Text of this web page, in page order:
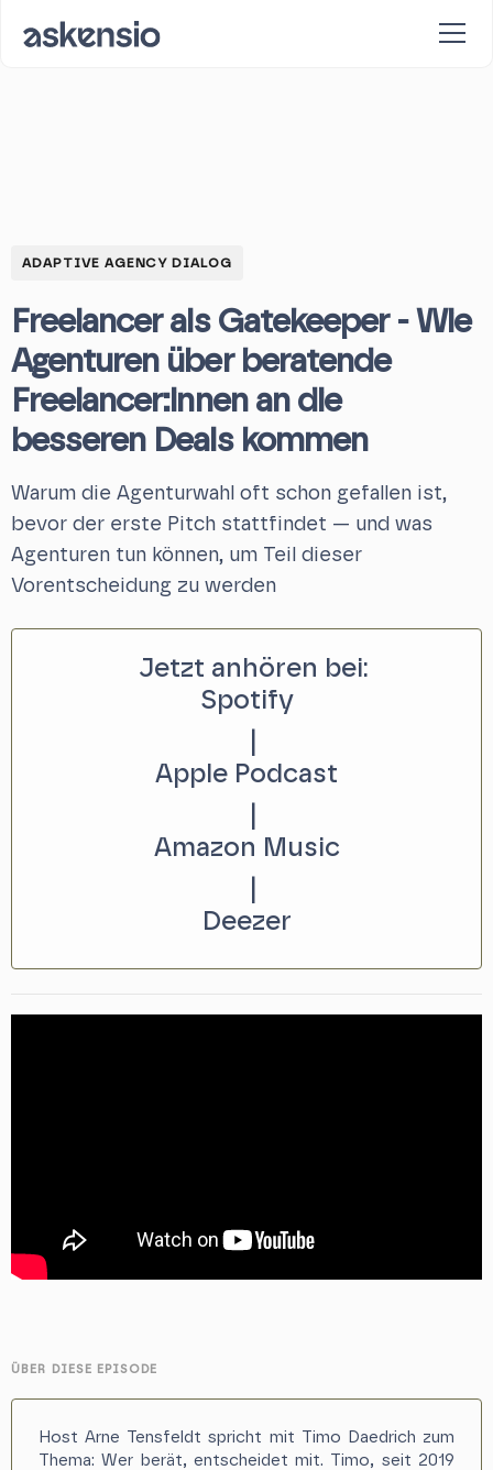
ADAPTIVE AGENCY DIALOG
Freelancer als Gatekeeper - Wie
Agenturen über beratende
Freelancer:innen an die
besseren Deals kommen
Warum die Agenturwahl oft schon gefallen ist,
bevor der erste Pitch stattfindet — und was
Agenturen tun können, um Teil dieser
Vorentscheidung zu werden
Jetzt anhören bei:
Spotify
Apple Podcast
Amazon Music
Deezer
ÜBER DIESE EPISODE
Host Arne Tensfeldt spricht mit Timo Daedrich zum
Thema: Wer berät, entscheidet mit. Timo, seit 2019